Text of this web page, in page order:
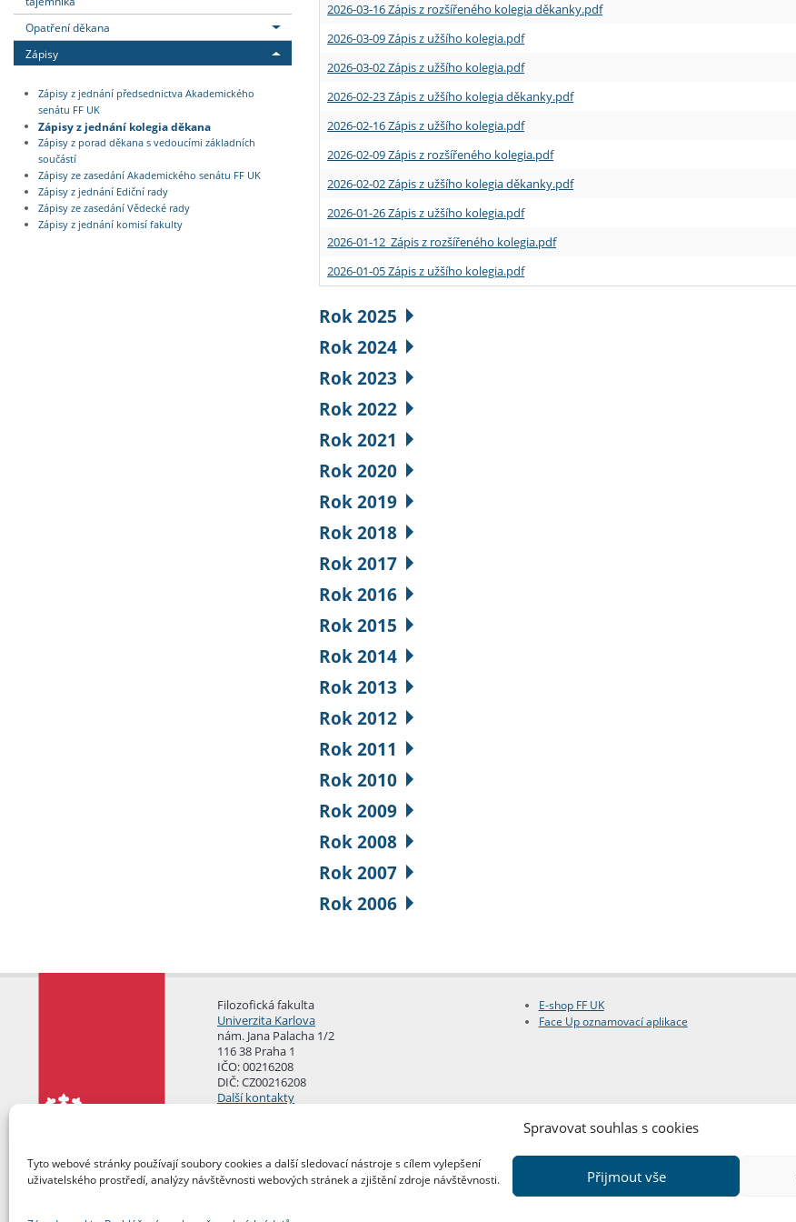
Spravovat souhlas s cookies
Tyto webové stránky používají soubory cookies a další sledovací nástroje s cílem vylepšení
uživatelského prostředí, analýzy návštěvnosti webových stránek a zjištění zdroje návštěvnosti.
Přijmout vše
Opatření děkana
Zápisy
Zápisy z jednání předsednictva Akademického
senátu FF UK
Zápisy z jednání kolegia děkana
Zápisy z porad děkana s vedoucími základních
součástí
Zápisy ze zasedání Akademického senátu FF UK
Zápisy z jednání Ediční rady
Zápisy ze zasedání Vědecké rady
Zápisy z jednání komisí fakulty
2026-03-16 Zápis z rozšířeného kolegia děkanky.pdf
2026-03-09 Zápis z užšího kolegia.pdf
2026-03-02 Zápis z užšího kolegia.pdf
2026-02-23 Zápis z užšího kolegia děkanky.pdf
2026-02-16 Zápis z užšího kolegia.pdf
2026-02-09 Zápis z rozšířeného kolegia.pdf
2026-02-02 Zápis z užšího kolegia děkanky.pdf
2026-01-26 Zápis z užšího kolegia.pdf
2026-01-12 Zápis z rozšířeného kolegia.pdf
2026-01-05 Zápis z užšího kolegia.pdf
Rok 2025
Rok 2024
Rok 2023
Rok 2022
Rok 2021
Rok 2020
Rok 2019
Rok 2018
Rok 2017
Rok 2016
Rok 2015
Rok 2014
Rok 2013
Rok 2012
Rok 2011
Rok 2010
Rok 2009
Rok 2008
Rok 2007
Rok 2006
Filozofická fakulta
Univerzita Karlova
nám. Jana Palacha 1/2
116 38 Praha 1
IČO: 00216208
DIČ: CZ00216208
Další kontakty
E-shop FF UK
Face Up oznamovací aplikace